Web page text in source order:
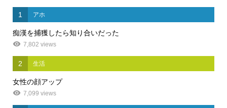
1 アホ
痴漢を捕獲したら知り合いだった
7,802 views
2 生活
女性の顔アップ
7,099 views